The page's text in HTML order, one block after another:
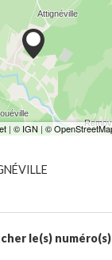
le(s) numéro(s)